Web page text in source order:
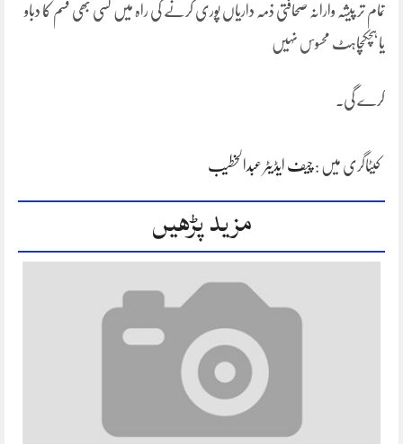
تمام تر پیشہ وارانہ صحافتی ذمہ داریاں پوری کرنے کی راہ میں کسی بھی قسم کا دباو
یا ہچکچاہٹ محسوس نہیں
کرے گی۔
کیٹاگری میں :چیف ایڈیٹر عبدالخطیب
مزید پڑھیں